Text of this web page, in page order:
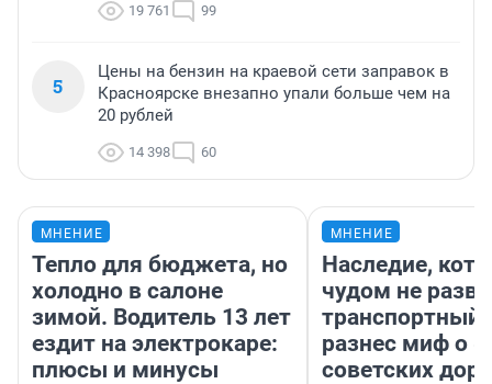
19 761 99
5
Цены на бензин на краевой сети заправок в
Красноярске внезапно упали больше чем на
20 рублей
14 398 60
МНЕНИЕ
Тепло для бюджета, но
холодно в салоне
зимой. Водитель 13 лет
ездит на электрокаре:
плюсы и минусы
МНЕНИЕ
Наследие,
чудом не
транспортный
разнес миф о
советских